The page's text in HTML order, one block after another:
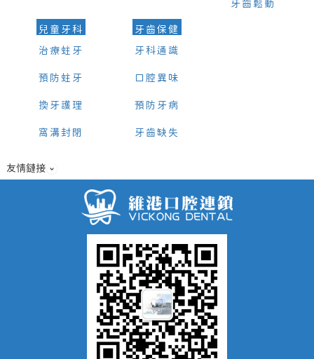
牙齒鬆動
兒童牙科
治療蛀牙
預防蛀牙
換牙護理
窩溝封閉
牙齒保健
牙科通識
口腔異味
預防牙病
牙齒缺失
友情鏈接